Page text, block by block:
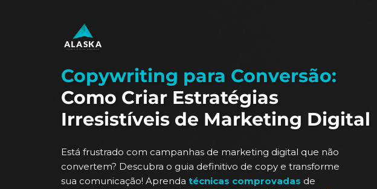
Copywriting para Conversão:
Como Criar Estratégias
Irresistíveis de Marketing Digital
Está frustrado com campanhas de marketing digital que não
convertem? Descubra o guia definitivo de copy e transforme
sua comunicação! Aprenda técnicas comprovadas de